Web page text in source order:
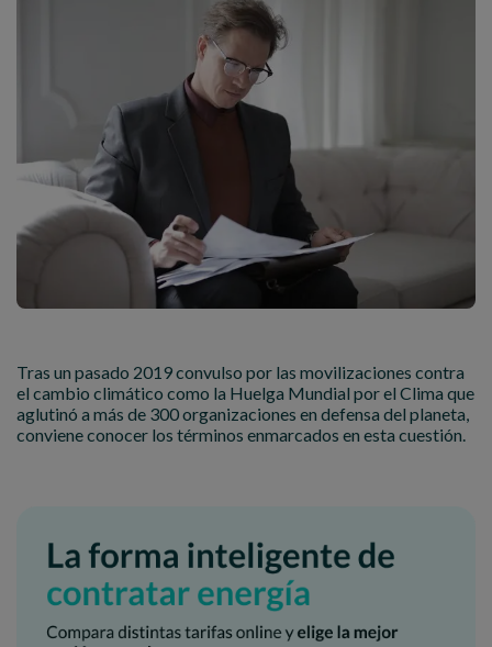
Tras un pasado 2019 convulso por las movilizaciones contra
el cambio climático como la Huelga Mundial por el Clima que
aglutinó a más de 300 organizaciones en defensa del planeta,
conviene conocer los términos enmarcados en esta cuestión.